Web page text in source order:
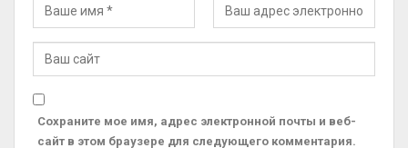
Сохраните мое имя, адрес электронной почты и веб-
сайт в этом браузере для следующего комментария.